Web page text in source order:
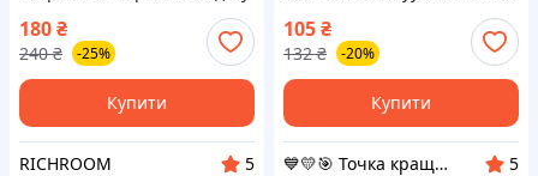
Livarno Home 70 х 104 см,
вакуумний мішок/чохол для
зберігання
180₴
240 ₴ -25%
Купити
RICHROOM
5
вакуумные пакеты
105₴
132 ₴ -20%
Купити
💙💛🎯 Точка кращих покупок ⚖ ⤵
5